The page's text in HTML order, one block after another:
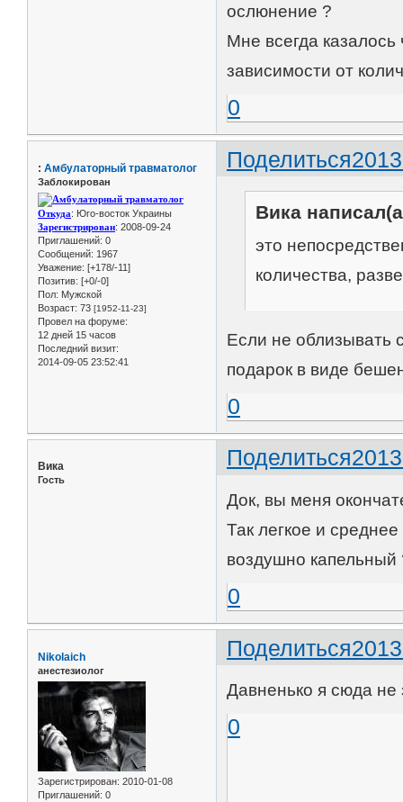
ослюнение ?
Мне всегда казалось
зависимости от
0
Поделиться
: Амбулаторный травматолог
Заблокирован
Откуда: Юго-восток Украины
Зарегистрирован: 2008-09-24
Приглашений: 0
Сообщений: 1967
Уважение: [+178/-11]
Позитив: [+0/-0]
Пол: Мужской
Возраст: 73 [1952-11-23]
Провел на форуме:
12 дней 15 часов
Последний визит:
2014-09-05 23:52:41
Вика
это
количества,
Если не облизывать
подарок в виде
0
Поделиться
Вика
Гость
Док, вы меня
Так легкое и
воздушно капельный
0
Поделиться
Nikolaich
анестезиолог
Зарегистрирован: 2010-01-08
Приглашений: 0
Давненько я сюда
0